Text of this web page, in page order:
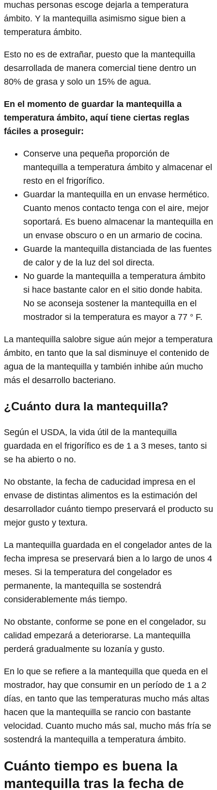
muchas personas escoge dejarla a temperatura
ámbito. Y la mantequilla asimismo sigue bien a
temperatura ámbito.
Esto no es de extrañar, puesto que la mantequilla
desarrollada de manera comercial tiene dentro un
80% de grasa y solo un 15% de agua.
En el momento de guardar la mantequilla a
temperatura ámbito, aquí tiene ciertas reglas
fáciles a proseguir:
Conserve una pequeña proporción de
mantequilla a temperatura ámbito y almacenar el
resto en el frigorífico.
Guardar la mantequilla en un envase hermético.
Cuanto menos contacto tenga con el aire, mejor
soportará. Es bueno almacenar la mantequilla en
un envase obscuro o en un armario de cocina.
Guarde la mantequilla distanciada de las fuentes
de calor y de la luz del sol directa.
No guarde la mantequilla a temperatura ámbito
si hace bastante calor en el sitio donde habita.
No se aconseja sostener la mantequilla en el
mostrador si la temperatura es mayor a 77 ° F.
La mantequilla salobre sigue aún mejor a temperatura
ámbito, en tanto que la sal disminuye el contenido de
agua de la mantequilla y también inhibe aún mucho
más el desarrollo bacteriano.
¿Cuánto dura la mantequilla?
Según el USDA, la vida útil de la mantequilla
guardada en el frigorífico es de 1 a 3 meses, tanto si
se ha abierto o no.
No obstante, la fecha de caducidad impresa en el
envase de distintas alimentos es la estimación del
desarrollador cuánto tiempo preservará el producto su
mejor gusto y textura.
La mantequilla guardada en el congelador antes de la
fecha impresa se preservará bien a lo largo de unos 4
meses. Si la temperatura del congelador es
permanente, la mantequilla se sostendrá
considerablemente más tiempo.
No obstante, conforme se pone en el congelador, su
calidad empezará a deteriorarse. La mantequilla
perderá gradualmente su lozanía y gusto.
En lo que se refiere a la mantequilla que queda en el
mostrador, hay que consumir en un período de 1 a 2
días, en tanto que las temperaturas mucho más altas
hacen que la mantequilla se rancio con bastante
velocidad. Cuanto mucho más sal, mucho más fría se
sostendrá la mantequilla a temperatura ámbito.
Cuánto tiempo es buena la
mantequilla tras la fecha de